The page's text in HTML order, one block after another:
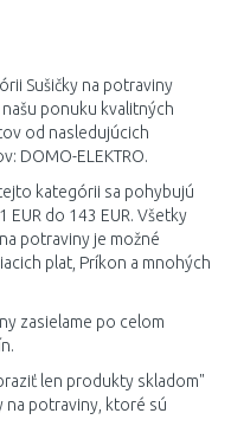
Sušičky na potraviny
ponuku kvalitných
od nasledujúcich
DOMO-ELEKTRO.
kategórii sa pohybujú
EUR do 143 EUR. Všetky
potraviny je možné
plat, Príkon a mnohých
zasielame po celom
len produkty skladom"
na potraviny, ktoré sú